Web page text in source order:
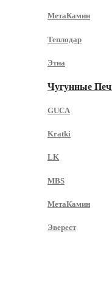
МетаКамин
Теплодар
Этна
Чугунные
GUCA
Kratki
LK
MBS
МетаКамин
Эверест